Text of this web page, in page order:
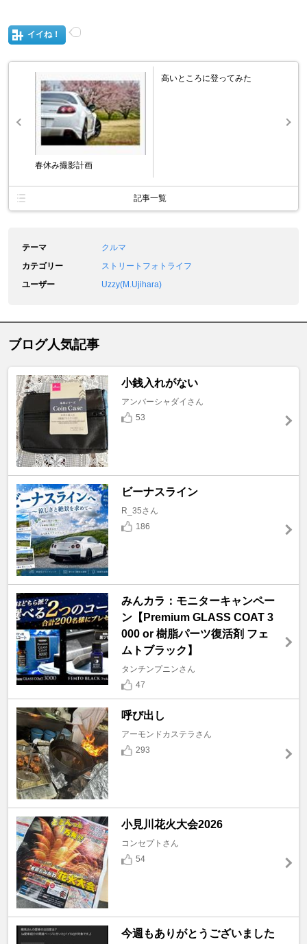
イイね！
春休み撮影計画
高いところに登ってみた
記事一覧
テーマ
クルマ
カテゴリー
ストリートフォトライフ
ユーザー
Uzzy(M.Ujihara)
ブログ人気記事
小銭入れがない
アンバーシャダイさん
53
ビーナスライン
R_35さん
186
みんカラ：モニターキャンペー
ン【Premium GLASS COAT 3
000 or 樹脂パーツ復活剤 フェ
ムトブラック】
タンチンプニンさん
47
呼び出し
アーモンドカステラさん
293
小見川花火大会2026
コンセプトさん
54
今週もありがとうございました